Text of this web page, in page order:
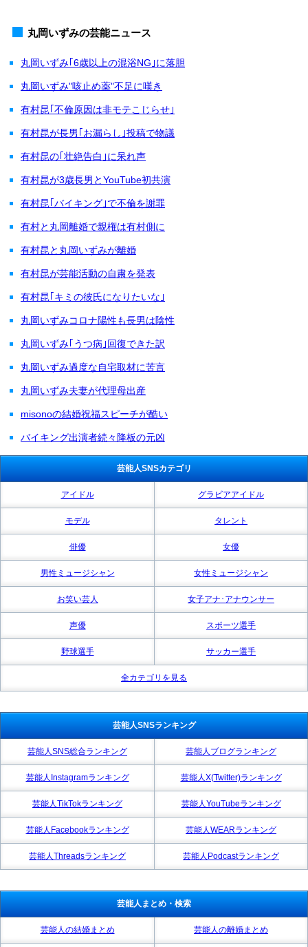
丸岡いずみの芸能ニュース
丸岡いずみ｢6歳以上の混浴NG｣に落胆
丸岡いずみ"咳止め薬"不足に嘆き
有村昆｢不倫原因は非モテこじらせ｣
有村昆が長男｢お漏らし｣投稿で物議
有村昆の｢壮絶告白｣に呆れ声
有村昆が3歳長男とYouTube初共演
有村昆｢バイキング｣で不倫を謝罪
有村と丸岡離婚で親権は有村側に
有村昆と丸岡いずみが離婚
有村昆が芸能活動の自粛を発表
有村昆｢キミの彼氏になりたいな｣
丸岡いずみコロナ陽性も長男は陰性
丸岡いずみ｢うつ病｣回復できた訳
丸岡いずみ過度な自宅取材に苦言
丸岡いずみ夫妻が代理母出産
misonoの結婚祝福スピーチが酷い
バイキング出演者続々降板の元凶
芸能人SNSカテゴリ
アイドル グラビアアイドル
モデル タレント
俳優 女優
男性ミュージシャン 女性ミュージシャン
お笑い芸人 女子アナ･アナウンサー
声優 スポーツ選手
野球選手 サッカー選手
全カテゴリを見る
芸能人SNSランキング
芸能人SNS総合ランキング 芸能人ブログランキング
芸能人Instagramランキング 芸能人X(Twitter)ランキング
芸能人TikTokランキング 芸能人YouTubeランキング
芸能人Facebookランキング 芸能人WEARランキング
芸能人Threadsランキング 芸能人Podcastランキング
芸能人まとめ・検索
芸能人の結婚まとめ 芸能人の離婚まとめ